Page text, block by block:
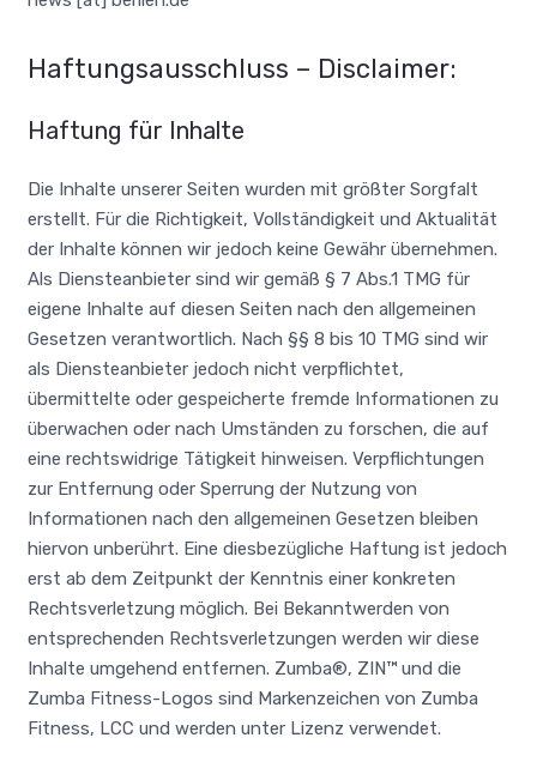
Haftungsausschluss – Disclaimer:
Haftung für Inhalte
Die Inhalte unserer Seiten wurden mit größter Sorgfalt
erstellt. Für die Richtigkeit, Vollständigkeit und Aktualität
der Inhalte können wir jedoch keine Gewähr übernehmen.
Als Diensteanbieter sind wir gemäß § 7 Abs.1 TMG für
eigene Inhalte auf diesen Seiten nach den allgemeinen
Gesetzen verantwortlich. Nach §§ 8 bis 10 TMG sind wir
als Diensteanbieter jedoch nicht verpflichtet,
übermittelte oder gespeicherte fremde Informationen zu
überwachen oder nach Umständen zu forschen, die auf
eine rechtswidrige Tätigkeit hinweisen. Verpflichtungen
zur Entfernung oder Sperrung der Nutzung von
Informationen nach den allgemeinen Gesetzen bleiben
hiervon unberührt. Eine diesbezügliche Haftung ist jedoch
erst ab dem Zeitpunkt der Kenntnis einer konkreten
Rechtsverletzung möglich. Bei Bekanntwerden von
entsprechenden Rechtsverletzungen werden wir diese
Inhalte umgehend entfernen. Zumba®, ZIN™ und die
Zumba Fitness-Logos sind Markenzeichen von Zumba
Fitness, LCC und werden unter Lizenz verwendet.